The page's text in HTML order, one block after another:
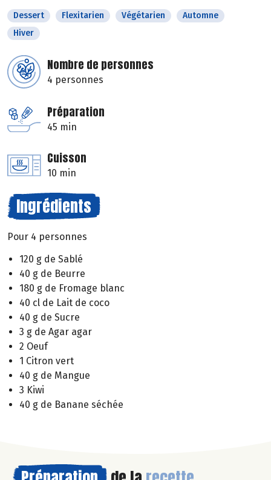
Dessert Flexitarien Végétarien
Automne
Hiver
Nombre de personnes
4 personnes
Préparation
45 min
Cuisson
10 min
Ingrédients
Pour 4 personnes
120 g de Sablé
40 g de Beurre
180 g de Fromage blanc
40 cl de Lait de coco
40 g de Sucre
3 g de Agar agar
2 Oeuf
1 Citron vert
40 g de Mangue
3 Kiwi
40 g de Banane séchée